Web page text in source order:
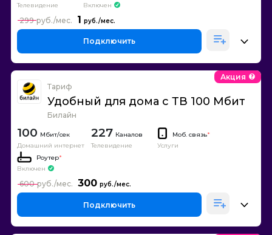
Телевидение
Включен
1
299
Подключить
Тариф
Удобный для дома с ТВ 100 Мбит
Билайн
Акция
100
Домашний интернет
227 Каналов
Телевидение
Моб. связь*
Услуги
Роутер*
Включен
300
600
Подключить